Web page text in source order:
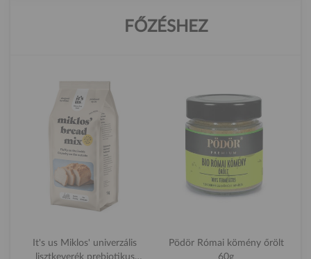
FŐZÉSHEZ
It's us Miklos' univerzális
lisztkeverék prebiotikus
Pödör Római kömény őrölt
60g